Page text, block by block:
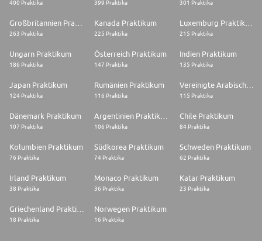
400 Praktika 399 Praktika 301 Praktika
263 Praktika
Kanada Praktikum
225 Praktika 215 Praktika
Ungarn Praktikum
186 Praktika
Österreich Praktikum
147 Praktika
Indien Praktikum
135 Praktika
Japan Praktikum
124 Praktika
Rumänien Praktikum
116 Praktika
Vereinigte Arabische Emirate Praktikum
115 Praktika
Dänemark Praktikum
107 Praktika 106 Praktika
Chile Praktikum
84 Praktika
Kolumbien Praktikum
76 Praktika
Südkorea Praktikum
74 Praktika
Schweden Praktikum
62 Praktika
Irland Praktikum
38 Praktika
Monaco Praktikum
36 Praktika
Katar Praktikum
23 Praktika
18 Praktika
Norwegen Praktikum
16 Praktika